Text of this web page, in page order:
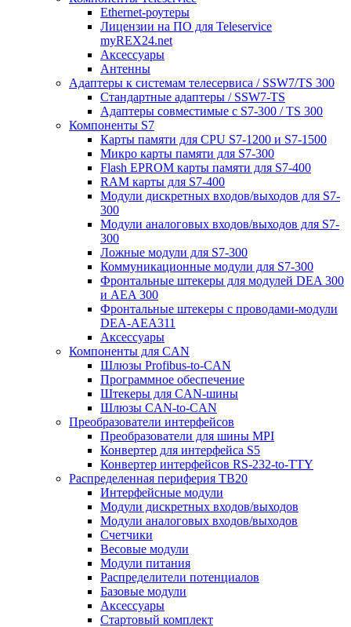
Ethernet-роутеры
Лицензии на ПО для Teleservice
myREX24.net
Аксессуары
Антенны
Адаптеры к системам телесервиса / SSW7/TS 300
Стандартные адаптеры / SSW7-TS
Адаптеры совместимые с S7-300 / TS 300
Компоненты S7
Карты памяти для CPU S7-1200 и S7-1500
Микро карты памяти для S7-300
Flash EPROM карты памяти для S7-400
RAM карты для S7-400
Модули дискретных входов/выходов для S7-
300
Модули аналоговых входов/выходов для S7-
300
Ложные модули для S7-300
Коммуникационные модули для S7-300
Фронтальные штекеры для модулей DEA 300
и AEA 300
Фронтальные штекеры с проводами-модули
DEA-AEA311
Аксессуары
Компоненты для CAN
Шлюзы Profibus-to-CAN
Программное обеспечение
Штекеры для CAN-шины
Шлюзы CAN-to-CAN
Преобразователи интерфейсов
Преобразователи для шины MPI
Конвертер для интерфейса S5
Конвертер интерфейсов RS-232-to-TTY
Распределенная периферия TB20
Интерфейсные модули
Модули дискретных входов/выходов
Модули аналоговых входов/выходов
Счетчики
Весовые модули
Модули питания
Распределители потенциалов
Базовые модули
Аксесcуары
Стартовый комплект